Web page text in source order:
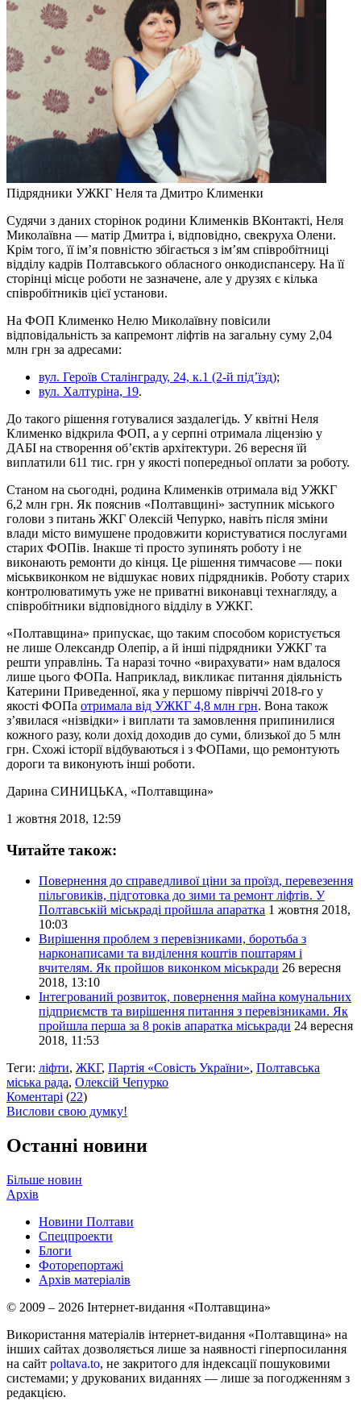
Підрядники УЖКГ Неля та Дмитро Клименки
Судячи з даних сторінок родини Клименків ВКонтакті, Неля
Миколаївна — матір Дмитра і, відповідно, свекруха Олени.
Крім того, її ім’я повністю збігається з ім’ям співробітниці
відділу кадрів Полтавського обласного онкодиспансеру. На її
сторінці місце роботи не зазначене, але у друзях є кілька
співробітників цієї установи.
На ФОП Клименко Нелю Миколаївну повісили
відповідальність за капремонт ліфтів на загальну суму 2,04
млн грн за адресами:
вул. Героїв Сталінграду, 24, к.1 (2-й під’їзд);
вул. Халтуріна, 19.
До такого рішення готувалися заздалегідь. У квітні Неля
Клименко відкрила ФОП, а у серпні отримала ліцензію у
ДАБІ на створення об’єктів архітектури. 26 вересня їй
виплатили 611 тис. грн у якості попередньої оплати за роботу.
Станом на сьогодні, родина Клименків отримала від УЖКГ
6,2 млн грн. Як пояснив «Полтавщині» заступник міського
голови з питань ЖКГ Олексій Чепурко, навіть після зміни
влади місто вимушене продовжити користуватися послугами
старих ФОПів. Інакше ті просто зупинять роботу і не
виконають ремонти до кінця. Це рішення тимчасове — поки
міськвиконком не відшукає нових підрядників. Роботу старих
контролюватимуть уже не приватні виконавці технагляду, а
співробітники відповідного відділу в УЖКГ.
«Полтавщина» припускає, що таким способом користується
не лише Олександр Олепір, а й інші підрядники УЖКГ та
решти управлінь. Та наразі точно «вирахувати» нам вдалося
лише цього ФОПа. Наприклад, викликає питання діяльність
Катерини Приведенної, яка у першому півріччі 2018-го у
якості ФОПа отримала від УЖКГ 4,8 млн грн. Вона також
з’явилася «нізвідки» і виплати та замовлення припинилися
кожного разу, коли дохід доходив до суми, близької до 5 млн
грн. Схожі історії відбуваються і з ФОПами, що ремонтують
дороги та виконують інші роботи.
Дарина СИНИЦЬКА, «Полтавщина»
1 жовтня 2018, 12:59
Читайте також:
Повернення до справедливої ціни за проїзд, перевезення
пільговиків, підготовка до зими та ремонт ліфтів. У
Полтавській міськраді пройшла апаратка 1 жовтня 2018,
10:03
Вирішення проблем з перевізниками, боротьба з
нарконаписами та виділення коштів поштарям і
вчителям. Як пройшов виконком міськради 26 вересня
2018, 13:10
Інтегрований розвиток, повернення майна комунальних
підприємств та вирішення питання з перевізниками. Як
пройшла перша за 8 років апаратка міськради 24 вересня
2018, 11:53
Теги: ліфти, ЖКГ, Партія «Совість України», Полтавська
міська рада, Олексій Чепурко
Коментарі (22)
Вислови свою думку!
Останні новини
Більше новин
Архів
Новини Полтави
Спецпроекти
Блоги
Фоторепортажі
Архів матеріалів
© 2009 – 2026 Інтернет-видання «Полтавщина»
Використання матеріалів інтернет-видання «Полтавщина» на
інших сайтах дозволяється лише за наявності гіперпосилання
на сайт poltava.to, не закритого для індексації пошуковими
системами; у друкованих виданнях — лише за погодженням з
редакцією.